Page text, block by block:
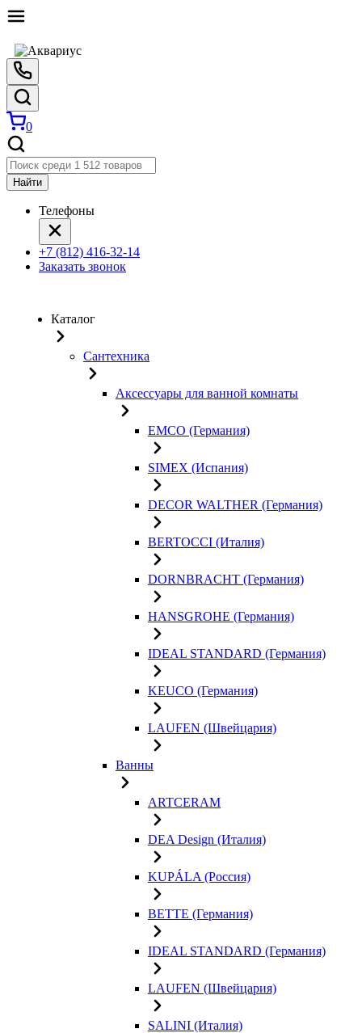
0
Найти
Телефоны
+7 (812) 416-32-14
Заказать звонок
Каталог
Сантехника
Аксессуары для ванной комнаты
EMCO (Германия)
SIMEX (Испания)
DECOR WALTHER (Германия)
BERTOCCI (Италия)
DORNBRACHT (Германия)
HANSGROHE (Германия)
IDEAL STANDARD (Германия)
KEUCO (Германия)
LAUFEN (Швейцария)
Ванны
ARTCERAM
DEA Design (Италия)
KUPÁLA (Россия)
BETTE (Германия)
IDEAL STANDARD (Германия)
LAUFEN (Швейцария)
SALINI (Италия)